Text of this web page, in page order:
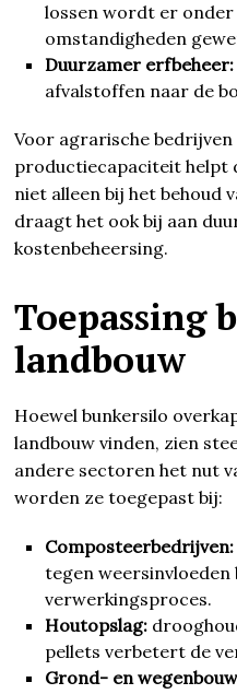
lossen wordt er
omstandigheden
Duurzamer erfbeheer:
afvalstoffen naar de
Voor agrarische
productiecapaciteit helpt
niet alleen bij het behoud
draagt het ook bij aan
kostenbeheersing.
Toepassing
landbouw
Hoewel bunkersilo
landbouw vinden, zien
andere sectoren het nut
worden ze toegepast bij:
Composteerbedrijven:
tegen
verwerkingsproces.
Houtopslag:
pellets verbetert de
Grond- en